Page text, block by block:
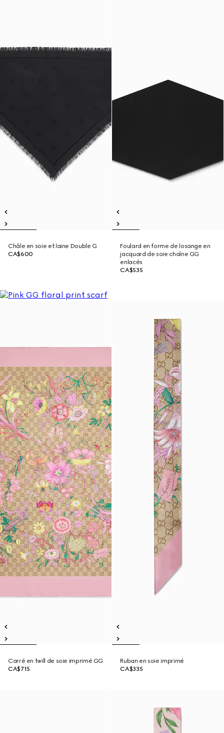
Châle en soie et laine Double G
CA$600
Foulard en forme de losange en
jacquard de soie chaîne GG
enlacés
CA$535
Carré en twill de soie imprimé GG
CA$715
Ruban en soie imprimé
CA$335